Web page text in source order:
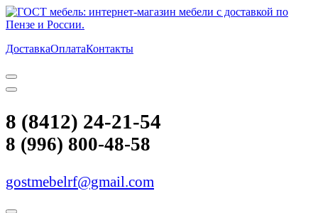
ДоставкаОплатаКонтакты
8 (8412) 24-21-54
8 (996) 800-48-58
gostmebelrf@gmail.com